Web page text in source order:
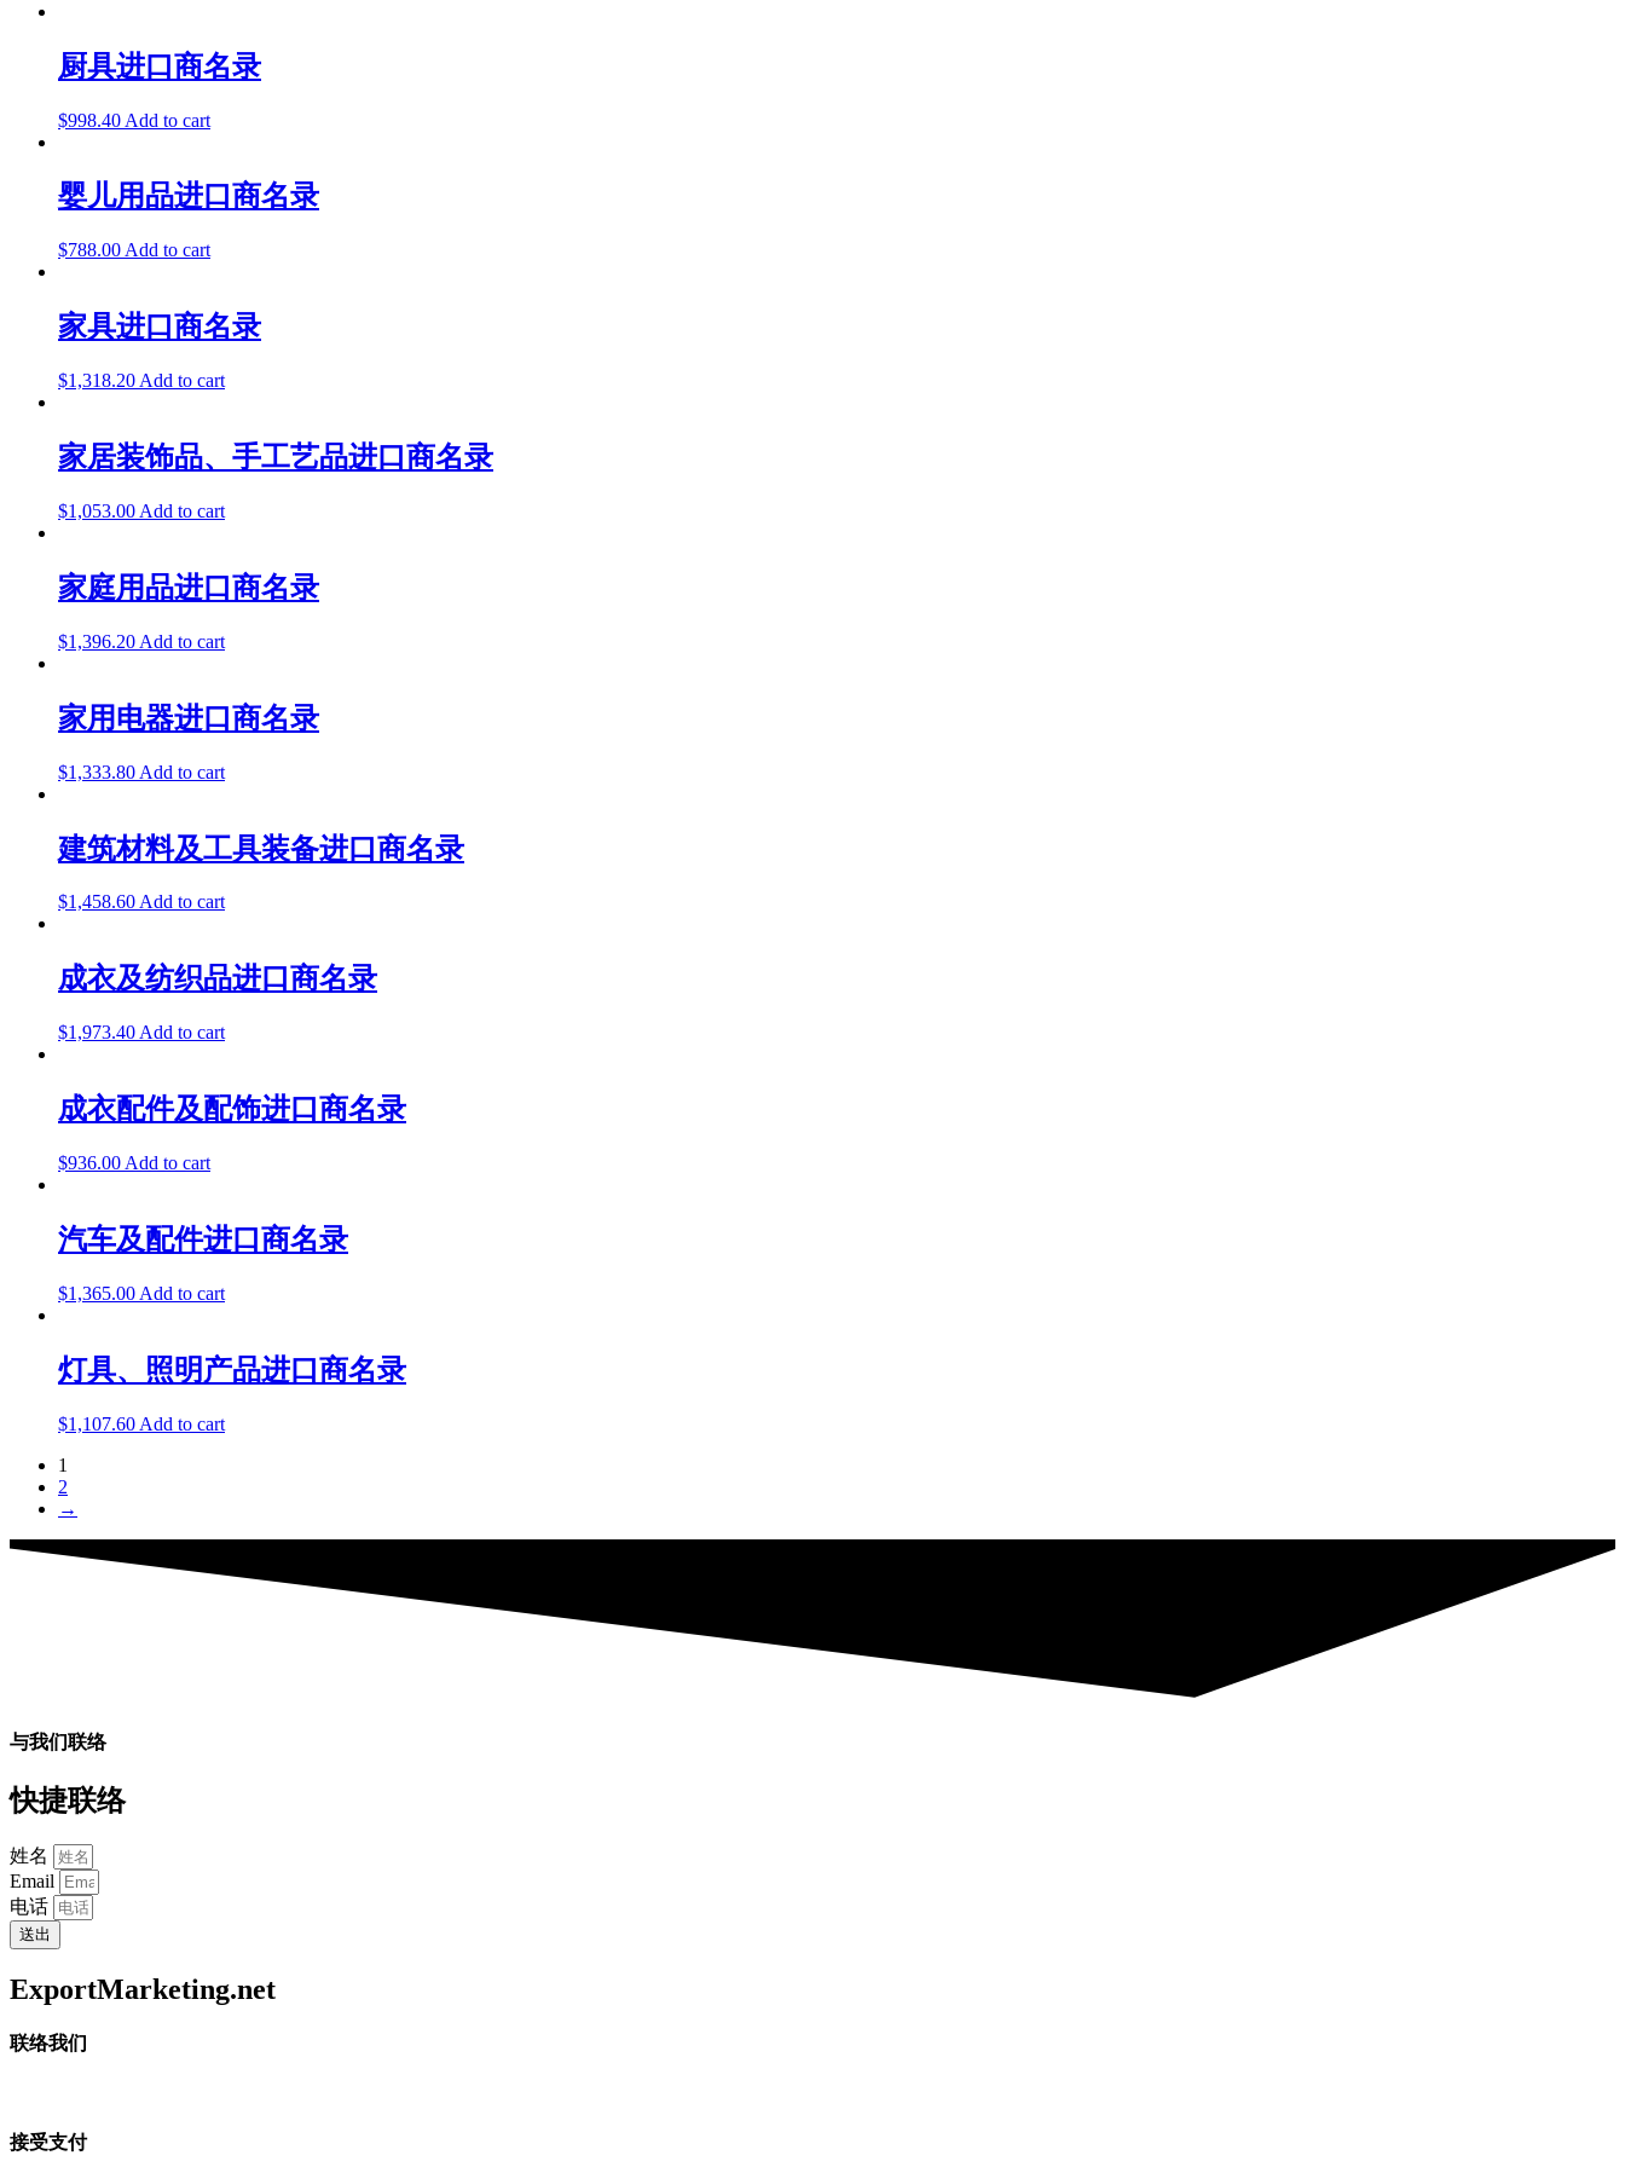
厨具进口商名录
$998.40 Add to cart
婴儿用品进口商名录
$788.00 Add to cart
家具进口商名录
$1,318.20 Add to cart
家居装饰品、手工艺品进口商名录
$1,053.00 Add to cart
家庭用品进口商名录
$1,396.20 Add to cart
家用电器进口商名录
$1,333.80 Add to cart
建筑材料及工具装备进口商名录
$1,458.60Add to cart
成衣及纺织品进口商名录
$1,973.40 Add to cart
成衣配件及配饰进口商名录
$936.00 Add to cart
汽车及配件进口商名录
$1,365.00 Add to cart
灯具、照明产品进口商名录
$1,107.60 Add to cart
1
2
→
与我们联络
快捷联络
姓名
Email
电话
送出
ExportMarketing.net
联络我们
接受支付